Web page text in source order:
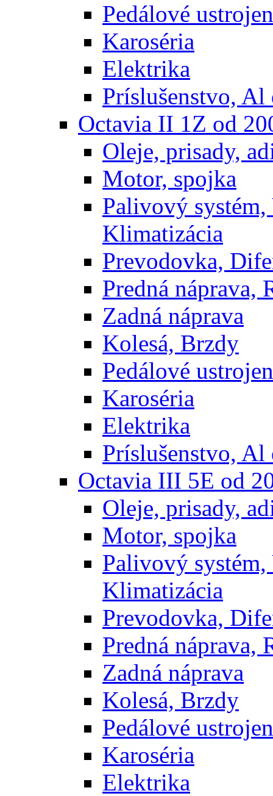
Pedálové
Karoséria
Elektrika
Príslušenstvo, Al
Octavia II 1Z od
Oleje, prisady,
Motor, spojka
Palivový
Klimatizácia
Prevodovka,
Predná náprava,
Zadná náprava
Kolesá, Brzdy
Pedálové
Karoséria
Elektrika
Príslušenstvo, Al
Octavia III 5E od
Oleje, prisady,
Motor, spojka
Palivový
Klimatizácia
Prevodovka,
Predná náprava,
Zadná náprava
Kolesá, Brzdy
Pedálové
Karoséria
Elektrika